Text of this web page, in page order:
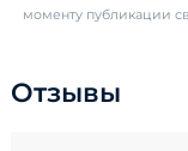
моменту публикации
Отзывы